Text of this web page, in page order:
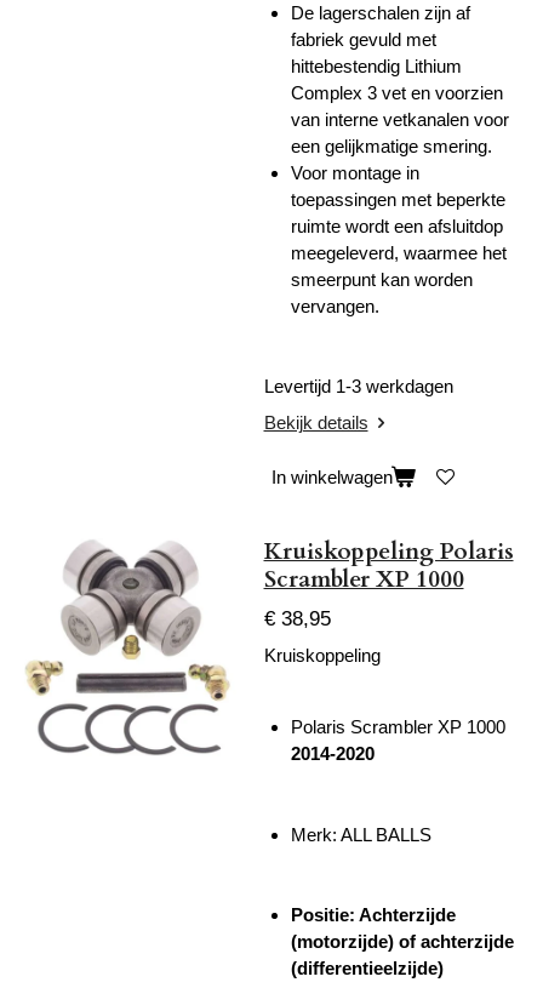
De lagerschalen zijn af
fabriek gevuld met
hittebestendig Lithium
Complex 3 vet en voorzien
van interne vetkanalen voor
een gelijkmatige smering.
Voor montage in
toepassingen met beperkte
ruimte wordt een afsluitdop
meegeleverd, waarmee het
smeerpunt kan worden
vervangen.
Levertijd 1-3 werkdagen
Bekijk details
In winkelwagen
Kruiskoppeling Polaris
Scrambler XP 1000
€ 38,95
Kruiskoppeling
Polaris Scrambler XP 1000
2014-2020
Merk: ALL BALLS
Positie: Achterzijde
(motorzijde) of achterzijde
(differentieelzijde)